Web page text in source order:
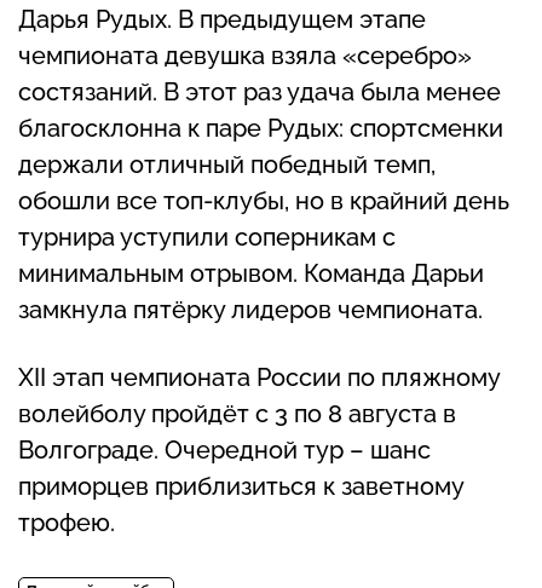
Дарья Рудых. В предыдущем этапе
чемпионата девушка взяла «серебро»
состязаний. В этот раз удача была менее
благосклонна к паре Рудых: спортсменки
держали отличный победный темп,
обошли все топ-клубы, но в крайний день
турнира уступили соперникам с
минимальным отрывом. Команда Дарьи
замкнула пятёрку лидеров чемпионата.
XII этап чемпионата России по пляжному
волейболу пройдёт с 3 по 8 августа в
Волгограде. Очередной тур – шанс
приморцев приблизиться к заветному
трофею.